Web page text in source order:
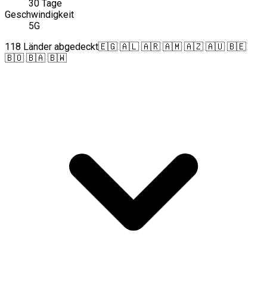
30 Tage
Geschwindigkeit
5G
118 Länder abgedeckt🇪🇬 🇦🇱 🇦🇷 🇦🇲 🇦🇿 🇦🇺 🇧🇪
🇧🇴 🇧🇦 🇧🇼